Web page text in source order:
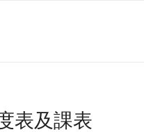
表及課表